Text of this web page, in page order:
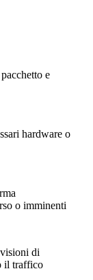
e
hardware o
o imminenti
di
il traffico